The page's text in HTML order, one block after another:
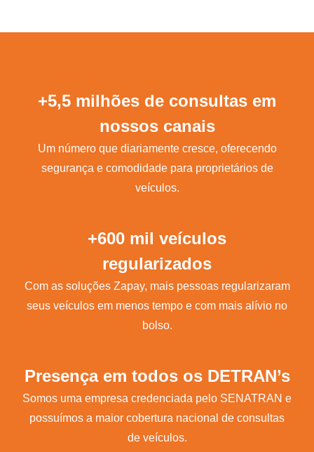
+5,5 milhões de consultas em
nossos canais
Um número que diariamente cresce, oferecendo
segurança e comodidade para proprietários de
veículos.
+600 mil veículos
regularizados
Com as soluções Zapay, mais pessoas regularizaram
seus veículos em menos tempo e com mais alívio no
bolso.
Presença em todos os DETRAN’s
Somos uma empresa credenciada pelo SENATRAN e
possuímos a maior cobertura nacional de consultas
de veículos.